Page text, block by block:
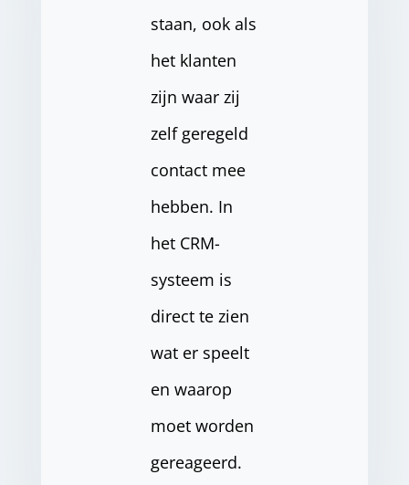
staan, ook als
het klanten
zijn waar zij
zelf geregeld
contact mee
hebben. In
het CRM-
systeem is
direct te zien
wat er speelt
en waarop
moet worden
gereageerd.